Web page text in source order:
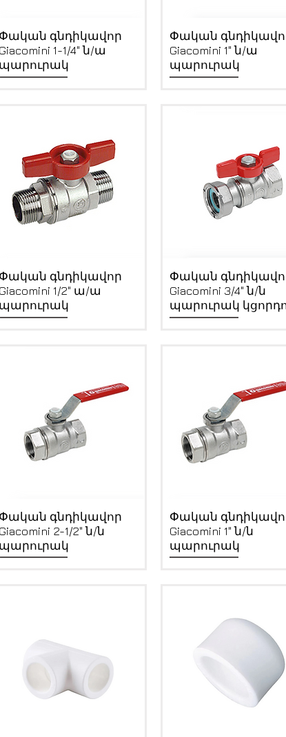
Quick View
Փական գնդիկավոր
Giacomini 1-1/4" ն/ա
պարուրակ
Quick View
Փական
Giacomini 1" ն/ա
պարուրակ
Quick View
Փական գնդիկավոր
Giacomini 1/2" ա/ա
պարուրակ
Quick View
Փական
Giacomini 3/4" ն/ն
պարուրակ
Quick View
Փական գնդիկավոր
Giacomini 2-1/2" ն/ն
պարուրակ
Quick View
Փական
Giacomini 1" ն/ն
պարուրակ